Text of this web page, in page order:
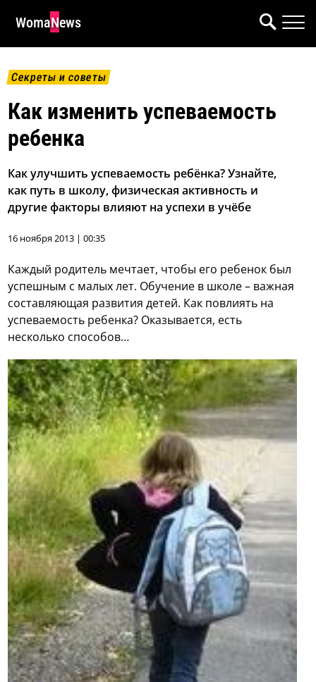
WomaNews
Секреты и советы
Как изменить успеваемость
ребенка
Как улучшить успеваемость ребёнка? Узнайте,
как путь в школу, физическая активность и
другие факторы влияют на успехи в учёбе
16 ноября 2013 | 00:35
Каждый родитель мечтает, чтобы его ребенок был
успешным с малых лет. Обучение в школе – важная
составляющая развития детей. Как повлиять на
успеваемость ребенка? Оказывается, есть
несколько способов…